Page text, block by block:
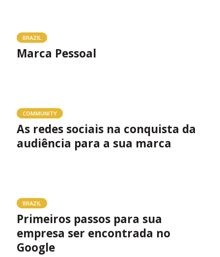
BRAZIL
Marca Pessoal
COMMUNITY
As redes sociais na conquista da
audiência para a sua marca
BRAZIL
Primeiros passos para sua
empresa ser encontrada no
Google